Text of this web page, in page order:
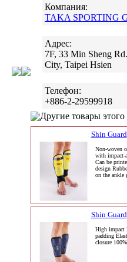
Компания:
TAKA SPORTING
Адрес:
7F, 33 Min Sheng
City, Taipei Hsien
Телефон:
+886-2-29599918
Другие товары
Shin Guard
Non-woven
with impact-
Can be
design
on the ankle
Shin Guard
High impact
padding
closure